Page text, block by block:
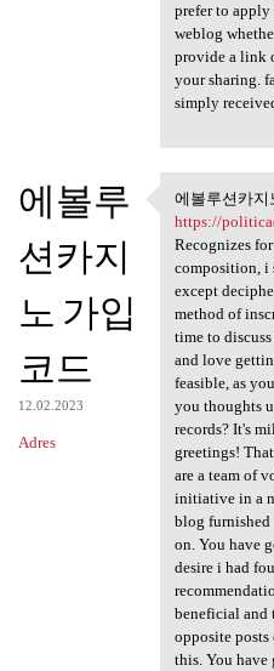
prefer to
weblog
provide a link
your sharing.
simply
에볼루
션카지
노 가입
코드
12.02.2023
Adres
에볼루션
에볼루션카지
https://
Recognizes
composition, i
except
method of
time to
and love
feasible, as
you thoughts
records? It's
greetings!
are a team of
initiative in a
blog
on. You have
desire i had
beneficial and
opposite
this. You have